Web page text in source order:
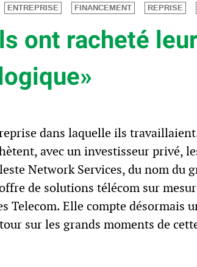
ENTREPRISE FINANCEMENT REPRISE
ont racheté
dans laquelle ils
avec un investisseur privé,
Network Services, du nom
de solutions télécom sur
Telecom. Elle compte désormais
sur les grands moments de